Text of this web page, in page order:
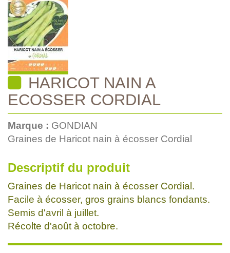
HARICOT NAIN A
ECOSSER CORDIAL
Marque : GONDIAN
Graines de Haricot nain à écosser Cordial
Descriptif du produit
Graines de Haricot nain à écosser Cordial.
Facile à écosser, gros grains blancs fondants.
Semis d'avril à juillet.
Récolte d'août à octobre.